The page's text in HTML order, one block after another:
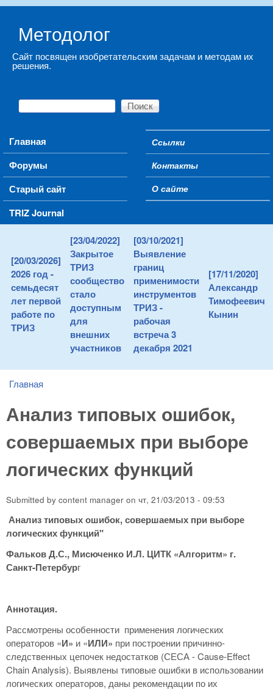
Методолог
Сайт посвящен изобретательским задачам и методам их
решения.
Форма поиска
Поиск
Main menu
Главная
Форумы
Старый сайт
TRIZ Journal
Secondary menu
Ссылки
Контакты
О сайте
[20/03/2026]
2026 год -
семьдесят
лет первой
работе по
ТРИЗ
[23/04/2022]
Закрытое
ТРИЗ
сообщество
стало
доступным
для
внешних
участников
[03/10/2021]
Выявление
границ
применимости
инструментов
ТРИЗ -
рабочая
встреча 3
декабря 2021
[17/11/2020]
Александр
Тимофеевич
Кынин
You are here
Главная
Анализ типовых ошибок,
совершаемых при выборе
логических функций
Submitted by content manager on чт, 21/03/2013 - 09:53
Анализ типовых ошибок, совершаемых при выборе
логических функций"
Фальков Д.С., Мисюченко И.Л. ЦИТК «Алгоритм» г.
Санкт-Петербург
Аннотация.
Рассмотрены особенности применения логических
операторов «И» и «ИЛИ» при построении причинно-
следственных цепочек недостатков (СЕСА - Cause-Effect
Chain Analysis). Выявлены типовые ошибки в использовании
логических операторов, даны рекомендации по их